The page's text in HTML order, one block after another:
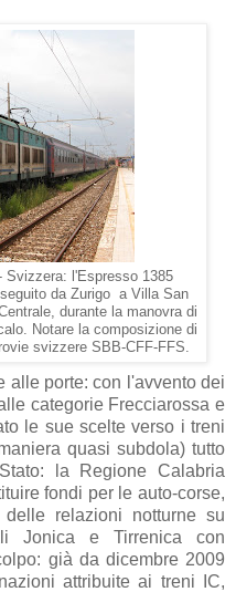
Svizzera: l'Espresso 1385
da Zurigo a Villa San
durante la manovra di
Notare la composizione di
svizzere SBB-CFF-FFS.
alle porte: con l'avvento dei
categorie Frecciarossa e
le sue scelte verso i treni
quasi subdola) tutto
la Regione Calabria
fondi per le auto-corse,
relazioni notturne su
Jonica e Tirrenica con
già da dicembre 2009
attribuite ai treni IC,